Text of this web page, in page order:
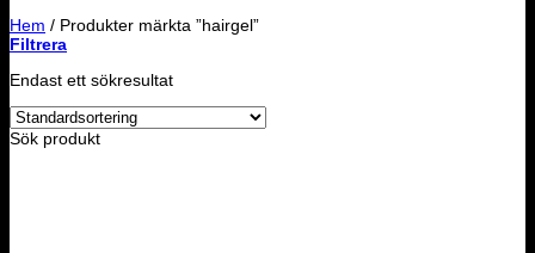
Hem / Produkter märkta ”hairgel”
Filtrera
Endast ett sökresultat
Sök produkt